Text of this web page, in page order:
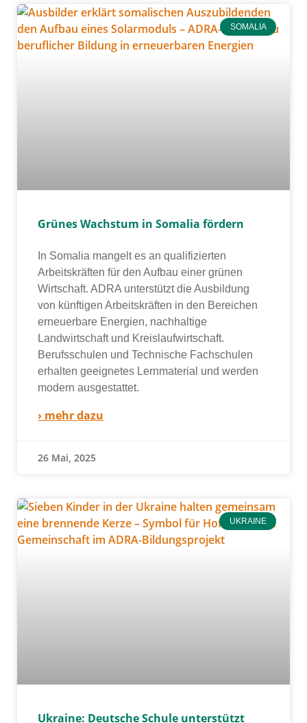
SOMALIA
Grünes Wachstum in Somalia fördern
In Somalia man­gelt es an qua­li­fi­zier­ten
Arbeitskräften für den Aufbau einer grü­nen
Wirtschaft. ADRA unter­stützt die Ausbildung
von künf­ti­gen Arbeitskräften in den Bereichen
erneu­er­ba­re Energien, nach­hal­ti­ge
Landwirtschaft und Kreislaufwirtschaft.
Berufsschulen und Technische Fachschulen
erhal­ten geeig­ne­tes Lernmaterial und wer­den
modern aus­ge­stat­tet.
› mehr dazu
26 Mai, 2025
UKRAINE
Ukraine: Deutsche Schule unterstützt